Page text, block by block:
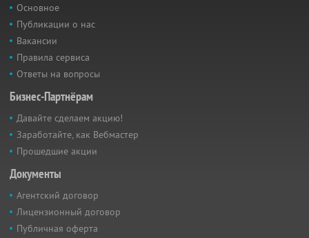
Основное
Публикации о нас
Вакансии
Правила сервиса
Ответы на вопросы
Бизнес-Партнёрам
Давайте сделаем акцию!
Заработайте, как Вебмастер
Прошедшие акции
Документы
Агентский договор
Лицензионный договор
Публичная оферта